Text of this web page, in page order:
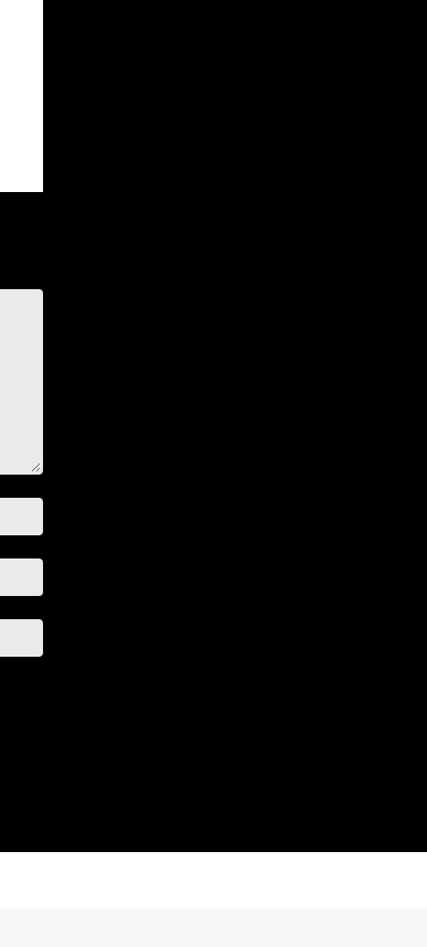
:*
:*
: